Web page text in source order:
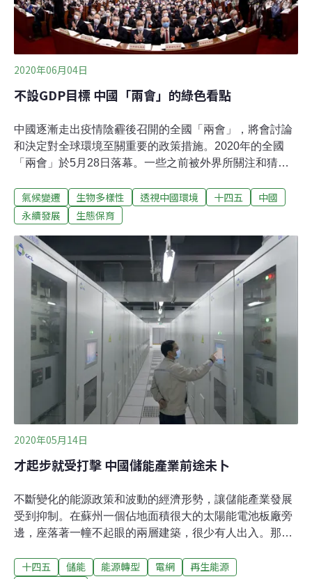
2020年06月04日
不設GDP目標 中國「兩會」的綠色看點
中國逐漸走出疫情陰霾後召開的全國「兩會」，將會討論
和決定對全球環境至關重要的政策措施。2020年的全國
「兩會」於5月28日落幕。一些之前被外界所關注和猜測
一、今年中國不設定GDP增長目標。鑑於全球疫情和經濟
的高度不確定性，李克強總理的政府工作報告中未設立今
呼籲不再設定今年的經濟增長目標，認為不切實際的增長
目標會導致不合理的刺激措施。二、中國財政刺激規模低
於預期。全國人大批准了總額6.35兆人民幣（約26兆台
幣）的財政刺激計劃，包括1兆人民幣中央財政赤字、1兆
人民幣特別國債、3.75兆人民幣地方政府專項債券和6000
億人民幣中央政府投資。這一財政刺激計劃規模低於外界
的預期。此前，有經濟界人士認為今年的地方債規模將高
於4兆。地方專項債券主要用於支持基礎設施建設，對於
中國的碳排放路徑將帶來影響。
氣候變遷 生物多樣性 透視中國環境 十四五
中國
永續發展
生態保育
2020年05月14日
才起步就受打擊 中國儲能產業前途未卜
不斷變化的能源政策和波動的經濟形勢，讓儲能產業發展
受到抑制。在蘇州一個佔地面積很大的太陽能電池板廠旁
邊，座落著一幢不起眼的兩層建築，很少有人出入。那棟
睡去，這一排排的電池便開始存儲廉價電能。第二天一
十四五 儲能 能源轉型 電網
再生能源